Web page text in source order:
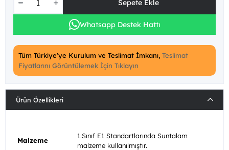
Whatsapp Destek Hattı
Tüm Türkiye'ye Kurulum ve Teslimat İmkanı, Teslimat
Fiyatlarını Görüntülemek İçin Tıklayın
Ürün Özellikleri
Malzeme
1.Sınıf E1 Standartlarında Suntalam
malzeme kullanılmıştır.